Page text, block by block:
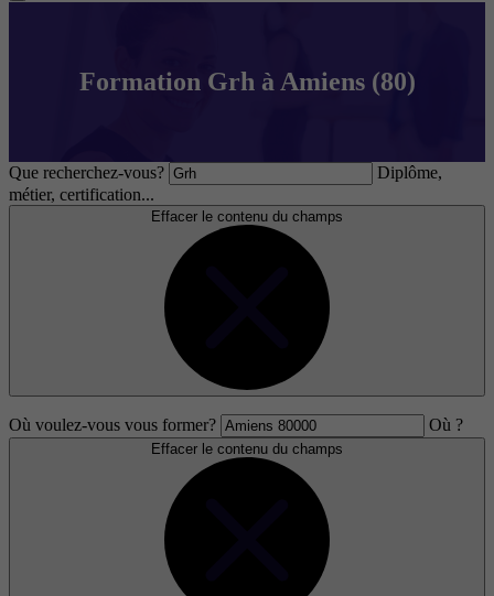
Formation Grh à Amiens (80)
Que recherchez-vous?
Diplôme,
métier, certification...
Effacer le contenu du champs
Où voulez-vous vous former? Où ?
Effacer le contenu du champs